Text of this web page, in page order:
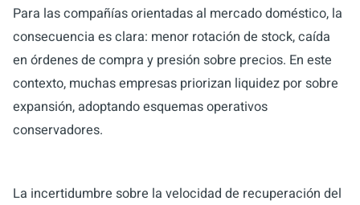
Para las compañías orientadas al mercado doméstico, la
consecuencia es clara: menor rotación de stock, caída
en órdenes de compra y presión sobre precios. En este
contexto, muchas empresas priorizan liquidez por sobre
expansión, adoptando esquemas operativos
conservadores.
La incertidumbre sobre la velocidad de recuperación del